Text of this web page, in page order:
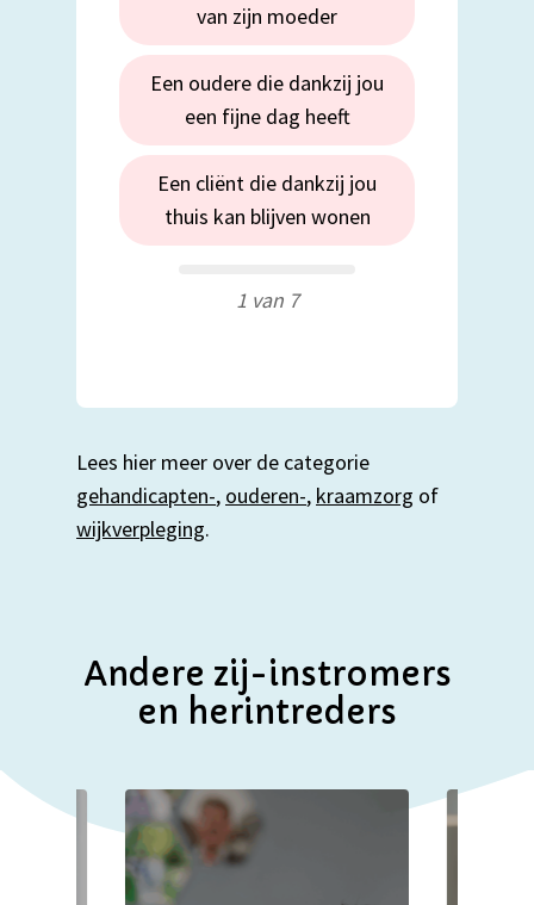
van zijn moeder
Een oudere die dankzij jou
een fijne dag heeft
Een cliënt die dankzij jou
thuis kan blijven wonen
1 van 7
Lees hier meer over de categorie
gehandicapten-, ouderen-, kraamzorg of
wijkverpleging.
Andere zij-instromers
en herintreders